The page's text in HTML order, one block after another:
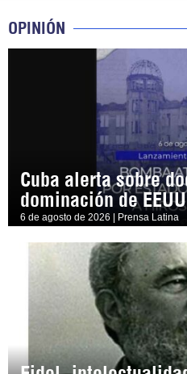
OPINIÓN
Cuba alerta sobre
dominación de EEUU
6 de agosto de 2026 | Prensa Latina